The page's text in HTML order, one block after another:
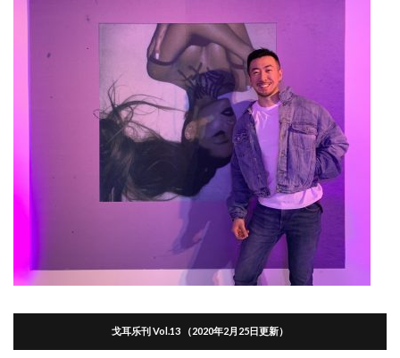
戈耳乐刊 Vol.13 （2020年2月25日更新）